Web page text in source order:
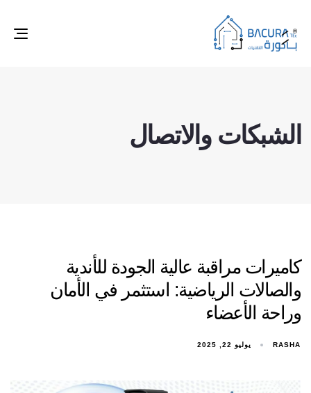
الشبكات والاتصال
كاميرات مراقبة عالية الجودة للأندية
والصالات الرياضية: استثمر في الأمان
وراحة الأعضاء
RASHA يوليو 22, 2025